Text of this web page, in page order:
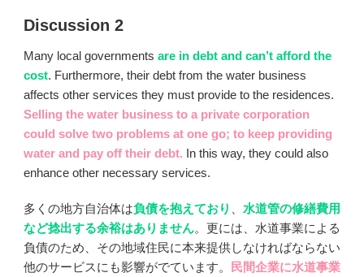
Discussion 2
Many local governments are in debt and can’t afford the
cost. Furthermore, their debt from the water business
affects other services they must provide to the residences.
Selling the water business to a private corporation
could solve two problems at one go; to keep providing
water and pay off their debt. In this way, they could also
enhance other necessary services.
多くの地方自治体は負債を抱えており 、 水道管の修繕費用
など捻出する余裕はありません。更には、水道事業による
負債のため、その地域住民に本来提供しなければならない
他のサービスにも影響がでています。
民間企業に水道事業